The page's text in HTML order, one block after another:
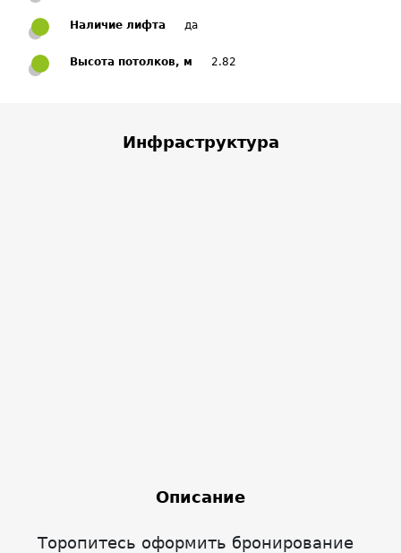
Наличие лифта да
Высота потолков, м 2.82
Инфраструктура
Описание
Торопитесь оформить бронирование